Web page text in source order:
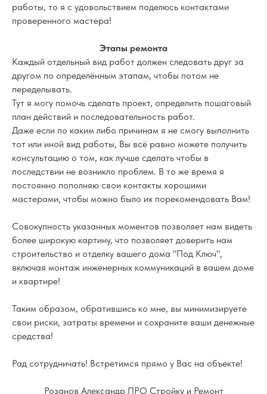
работы, то я с удовольствием поделюсь контактами
проверенного мастера!
Этапы ремонта
Каждый отдельный вид работ должен следовать друг за
другом по определённым этапам, чтобы потом не
переделывать.
Тут я могу помочь сделать проект, определить пошаговый
план действий и последовательность работ.
Даже если по каким либо причинам я не смогу выполнить
тот или иной вид работы, Вы всё равно можете получить
консультацию о том, как лучше сделать чтобы в
последствии не возникло проблем. В то же время я
постоянно пополняю свои контакты хорошими
мастерами, чтобы можно было их порекомендовать Вам!
Совокупность указанных моментов позволяет нам видеть
более широкую картину, что позволяет доверить нам
строительство и отделку вашего дома "Под Ключ",
включая монтаж инженерных коммуникаций в вашем доме
и квартире!
Таким образом, обратившись ко мне, вы минимизируете
свои риски, затраты времени и сохраните ваши денежные
средства!
Рад сотрудничать! Встретимся прямо у Вас на объекте!
Розанов Александр ПРО Стройку и Ремонт